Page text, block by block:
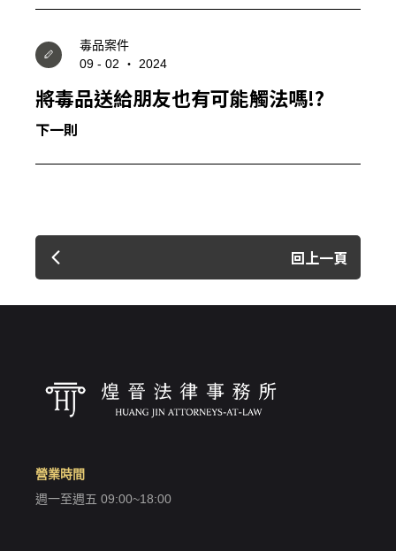
毒品案件
09 - 02 ‧ 2024
將毒品送給朋友也有可能觸法嗎!?
下一則
回上一頁
營業時間
週一至週五 09:00~18:00